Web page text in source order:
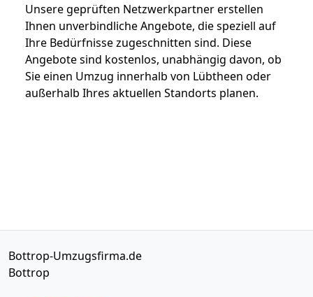
Unsere geprüften Netzwerkpartner erstellen
Ihnen unverbindliche Angebote, die speziell auf
Ihre Bedürfnisse zugeschnitten sind. Diese
Angebote sind kostenlos, unabhängig davon, ob
Sie einen Umzug innerhalb von Lübtheen oder
außerhalb Ihres aktuellen Standorts planen.
Bottrop-Umzugsfirma.de
Bottrop